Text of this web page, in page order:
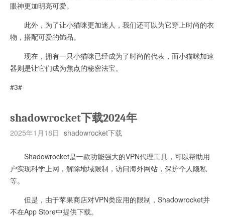
眼神更加明亮可爱。
此外，为了让小猫咪更加迷人，我们还可以为它穿上时尚的衣
物，搭配可爱的饰品。
现在，拥有一只小猫咪已经成为了时尚的代表，而小猫咪加速
器则是让它们成为焦点的秘密法宝。
#3#
shadowrocket下载2024年
2025年1月18日 shadowrocket下载
Shadowrocket是一款功能强大的VPN代理工具，可以帮助用
户实现科学上网，解除地域限制，访问海外网站，保护个人隐私
等。
但是，由于苹果商店对VPN类应用的限制，Shadowrocket并
不在App Store中提供下载。